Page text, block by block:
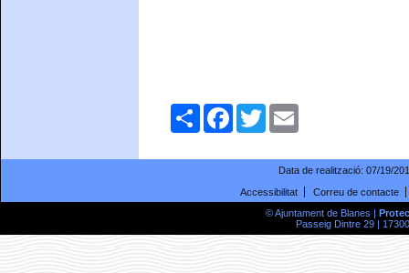
ComparteixFacebookTwitter
Data de realització: 07/19/
Accessibilitat
Correu de contacte
© Ajuntament de Blanes |
Passeig Dintre 29 |